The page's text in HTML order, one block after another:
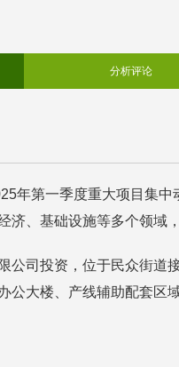
分析评论
年第一季度重大项目集
济、基础设施等多个领域
公司投资，位于民众街道
公大楼、产线辅助配套区